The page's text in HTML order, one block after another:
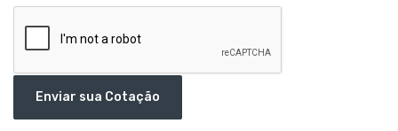
Enviar sua Cotação